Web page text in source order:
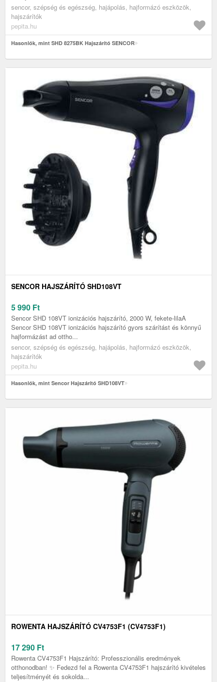
sencor, szépség és egészség, hajápolás, hajformázó eszközök,
hajszárítók
pepita.hu
Hasonlók, mint SHD 8275BK Hajszárító SENCOR
SENCOR HAJSZÁRÍTÓ SHD108VT
5 990 Ft
Sencor SHD 108VT ionizációs hajszárító, 2000 W, fekete-lilaA
Sencor SHD 108VT ionizációs hajszárító gyors szárítást és könnyű
hajformázást ad ottho...
sencor, szépség és egészség, hajápolás, hajformázó eszközök,
hajszárítók
pepita.hu
Hasonlók, mint Sencor Hajszárító SHD108VT
ROWENTA HAJSZÁRÍTÓ CV4753F1 (CV4753F1)
17 290 Ft
Rowenta CV4753F1 Hajszárító: Professzionális eredmények
otthonodban! ✨ Fedezd fel a Rowenta CV4753F1 hajszárító kivételes
teljesítményét és sokolda...